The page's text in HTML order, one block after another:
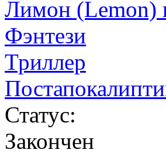
Лимон (Lemon)
Фэнтези
Триллер
Статус:
Закончен